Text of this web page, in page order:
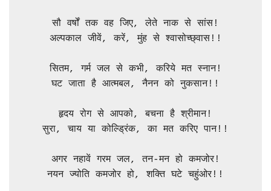
सौ वर्षों तक वह जिए, लेते नाक से सांस!
अल्पकाल जीवें, करें, मुंह से श्वासोच्छ्वास!!
सितम, गर्म जल से कभी, करिये मत स्नान!
घट जाता है आत्मबल, नैनन को नुकसान!!
हृदय रोग से आपको, बचना है श्रीमान!
सुरा, चाय या कोल्ड्रिंक, का मत करिए पान!!
अगर नहावें गरम जल, तन-मन हो कमजोर!
नयन ज्योति कमजोर हो, शक्ति घटे चहुंओर!!